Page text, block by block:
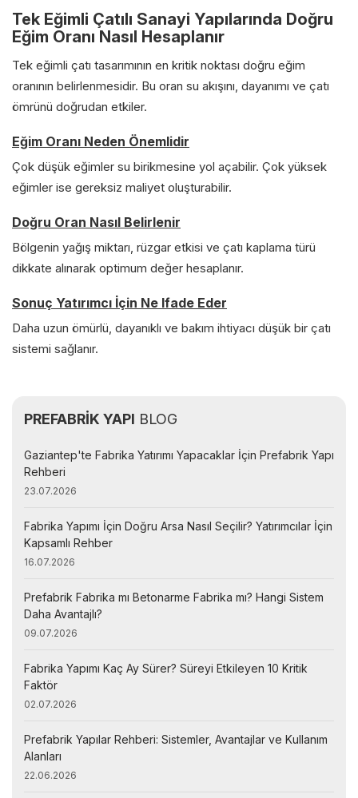
Tek Eğimli Çatılı Sanayi Yapılarında Doğru
Eğim Oranı Nasıl Hesaplanır
Tek eğimli çatı tasarımının en kritik noktası doğru eğim
oranının belirlenmesidir. Bu oran su akışını, dayanımı ve çatı
ömrünü doğrudan etkiler.
Eğim Oranı Neden Önemlidir
Çok düşük eğimler su birikmesine yol açabilir. Çok yüksek
eğimler ise gereksiz maliyet oluşturabilir.
Doğru Oran Nasıl Belirlenir
Bölgenin yağış miktarı, rüzgar etkisi ve çatı kaplama türü
dikkate alınarak optimum değer hesaplanır.
Sonuç Yatırımcı İçin Ne Ifade Eder
Daha uzun ömürlü, dayanıklı ve bakım ihtiyacı düşük bir çatı
sistemi sağlanır.
PREFABRİK YAPI BLOG
Gaziantep'te Fabrika Yatırımı Yapacaklar İçin Prefabrik Yapı
Rehberi
23.07.2026
Fabrika Yapımı İçin Doğru Arsa Nasıl Seçilir? Yatırımcılar İçin
Kapsamlı Rehber
16.07.2026
Prefabrik Fabrika mı Betonarme Fabrika mı? Hangi Sistem
Daha Avantajlı?
09.07.2026
Fabrika Yapımı Kaç Ay Sürer? Süreyi Etkileyen 10 Kritik
Faktör
02.07.2026
Prefabrik Yapılar Rehberi: Sistemler, Avantajlar ve Kullanım
Alanları
22.06.2026